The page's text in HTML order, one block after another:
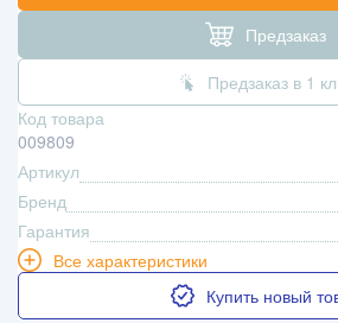
Предзаказ
Предзаказ в 1
Код товара
009809
Артикул
Бренд
Гарантия
Все характеристики
Купить новый